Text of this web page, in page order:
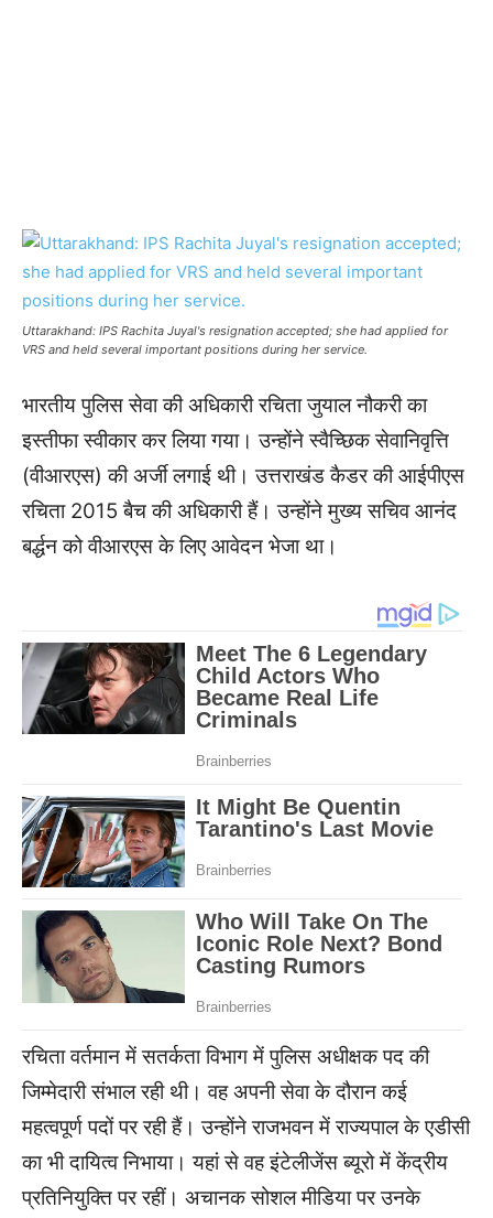
Uttarakhand: IPS Rachita Juyal's resignation accepted; she had applied for
VRS and held several important positions during her service.
भारतीय पुलिस सेवा की अधिकारी रचिता जुयाल नौकरी का
इस्तीफा स्वीकार कर लिया गया। उन्होंने स्वैच्छिक सेवानिवृत्ति
(वीआरएस) की अर्जी लगाई थी। उत्तराखंड कैडर की आईपीएस
रचिता 2015 बैच की अधिकारी हैं। उन्होंने मुख्य सचिव आनंद
बर्द्धन को वीआरएस के लिए आवेदन भेजा था।
रचिता वर्तमान में सतर्कता विभाग में पुलिस अधीक्षक पद की
जिम्मेदारी संभाल रही थी। वह अपनी सेवा के दौरान कई
महत्वपूर्ण पदों पर रही हैं। उन्होंने राजभवन में राज्यपाल के एडीसी
का भी दायित्व निभाया। यहां से वह इंटेलीजेंस ब्यूरो में केंद्रीय
प्रतिनियुक्ति पर रहीं। अचानक सोशल मीडिया पर उनके